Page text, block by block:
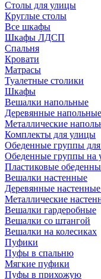
Столы для улицы
Круглые столы
Все шкафы
Шкафы ЛДСП
Спальня
Кровати
Матрасы
Туалетные столики
Шкафы
Вешалки напольные
Деревянные
Металлические
Комплекты для улицы
Обеденные группы
Обеденные группы на
Пластиковые
Вешалки настенные
Деревянные
Металлические
Вешалки гардеробные
Вешалки со штангой
Вешалки на колесиках
Пуфики
Пуфы в спальню
Мягкие пуфики
Пуфы в прихожую